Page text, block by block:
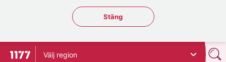
Stäng regionsväljaren
Stäng
Till startsidan för 1177
Välj region